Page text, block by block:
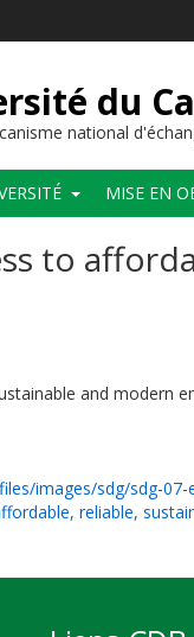
du
national
MISE EN
to
and modern
images/sdg/sdg-07-
reliable,